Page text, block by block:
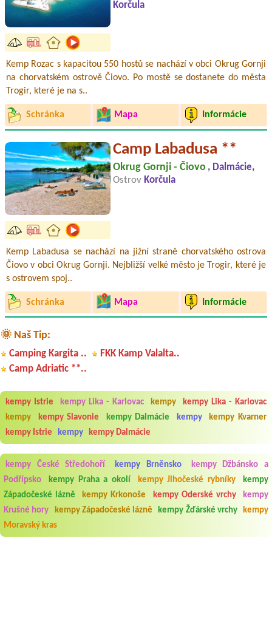
Korčula
Kemp Rozac s kapacitou 550 hostů se nachází v obci Okrug Gornji
na chorvatském ostrově Čiovo. Po mostě se dostanete do města
Trogir, které je na s..
Schránka Mapa Informácie
Camp Labadusa **
Okrug Gornji - Čiovo , Dalmácie,
Ostrov Korčula
Kemp Labadusa se nachází na jižní straně chorvatského ostrova
Čiovo v obci Okrug Gornji. Nejbližší velké město je Trogir, které je
s ostrovem spoj..
Schránka Mapa Informácie
🌞 Naš Tip:
Camping Kargita ..
FKK Kamp Valalta..
Camp Adriatic **..
kempy Istrie kempy Lika - Karlovac kempy
kempy Lika - Karlovac
kempy
kempy Slavonie kempy Dalmácie kempy
kempy Kvarner
kempy Istrie
kempy kempy Dalmácie
kempy České Středohoří kempy Brněnsko
kempy Džbánsko a
Podřípsko
kempy Praha a okolí kempy Jihočeské rybníky
kempy
Západočeské lázně
kempy Krkonoše kempy Oderské vrchy
kempy
Krušné hory
kempy Západočeské lázně kempy Žďárské vrchy
kempy
Moravský kras